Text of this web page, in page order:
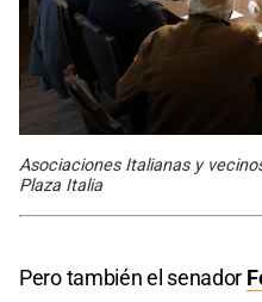
Asociaciones Italianas y
Plaza Italia
Pero también el senador